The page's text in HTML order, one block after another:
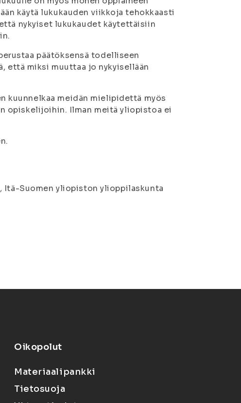
käytä lukukauden viikkoja tehokkaasti
nykyiset lukukaudet käytettäisiin
päätöksensä todelliseen
että miksi muuttaa jo nykyisellään
kuunnelkaa meidän mielipidettä myös
opiskelijoihin. Ilman meitä yliopistoa ei
Suomen yliopiston ylioppilaskunta
Oikopolut
Materiaalipankki
Tietosuoja